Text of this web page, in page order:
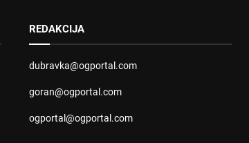
REDAKCIJA
dubravka@ogportal.com
goran@ogportal.com
ogportal@ogportal.com